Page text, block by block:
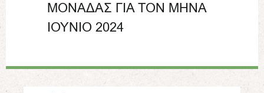
ΜΟΝΑΔΑΣ ΓΙΑ ΤΟΝ ΜΗΝΑ
ΙΟΥΝΙΟ 2024